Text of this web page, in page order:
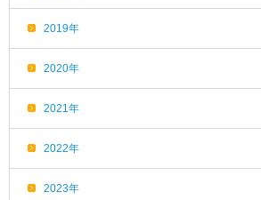
2019年
2020年
2021年
2022年
2023年